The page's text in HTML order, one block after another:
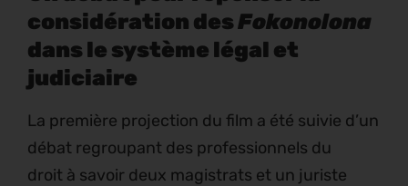
considération desFokonolona
dans le système légal et
judiciaire
La première projection du film a été suivie d’un
débat regroupant des professionnels du
droit à savoir deux magistrats et un juriste